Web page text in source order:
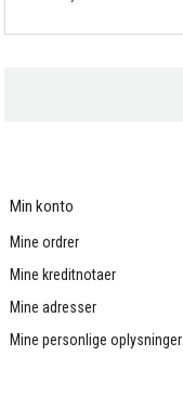
Min konto
Mine ordrer
Mine kreditnotaer
Mine adresser
Mine personlige oplysninger